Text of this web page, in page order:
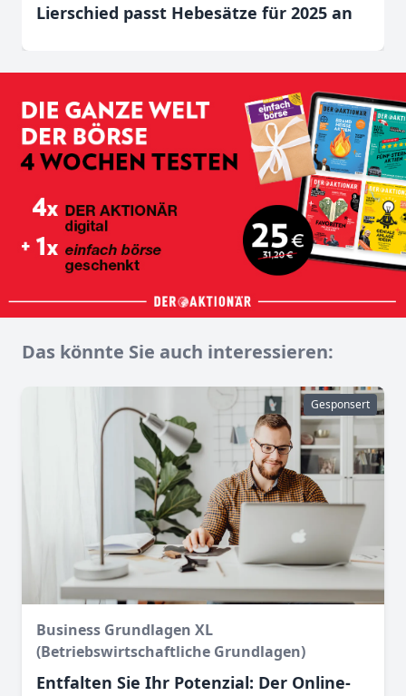
Lierschied passt Hebesätze für 2025 an
Das könnte Sie auch interessieren:
Gesponsert
Business Grundlagen XL
(Betriebswirtschaftliche Grundlagen)
Entfalten Sie Ihr Potenzial: Der Online-